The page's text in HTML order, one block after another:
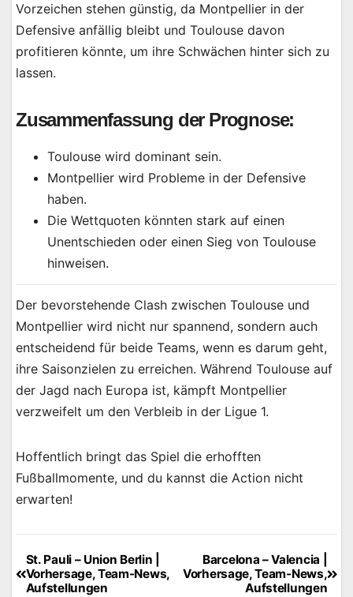
Vorzeichen stehen günstig, da Montpellier in der
Defensive anfällig bleibt und Toulouse davon
profitieren könnte, um ihre Schwächen hinter sich zu
lassen.
Zusammenfassung der Prognose:
Toulouse wird dominant sein.
Montpellier wird Probleme in der Defensive
haben.
Die Wettquoten könnten stark auf einen
Unentschieden oder einen Sieg von Toulouse
hinweisen.
Der bevorstehende Clash zwischen Toulouse und
Montpellier wird nicht nur spannend, sondern auch
entscheidend für beide Teams, wenn es darum geht,
ihre Saisonzielen zu erreichen. Während Toulouse auf
der Jagd nach Europa ist, kämpft Montpellier
verzweifelt um den Verbleib in der Ligue 1.
Hoffentlich bringt das Spiel die erhofften
Fußballmomente, und du kannst die Action nicht
erwarten!
Beitragsnavigation
Barcelona – Valencia |
Vorhersage, Team-News,
Aufstellungen
St. Pauli – Union Berlin |
Vorhersage, Team-News,
Aufstellungen